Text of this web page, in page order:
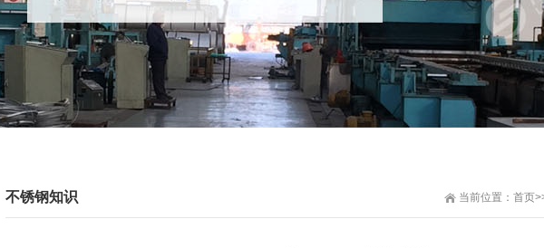
当前位置： 首页
不锈钢知识